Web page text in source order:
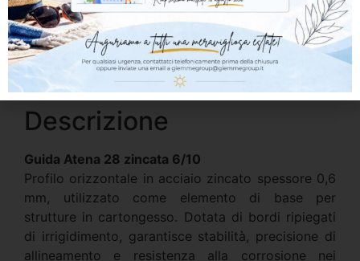
0,00€ - 2,75€ iva inclusa
Descrizione Informazioni aggiuntive
Descrizione
Guida Atena 28 zincata 6/10
Profilo orizzontale in acciaio zincato spessore 0,6
mm, utilizzato come elemento di base per
strutture in cartongesso. Dotata di bordi ripiegati
di irrigidimento, garantisce stabilità, precisione di
allineamento e resistenza alla corrosione nei